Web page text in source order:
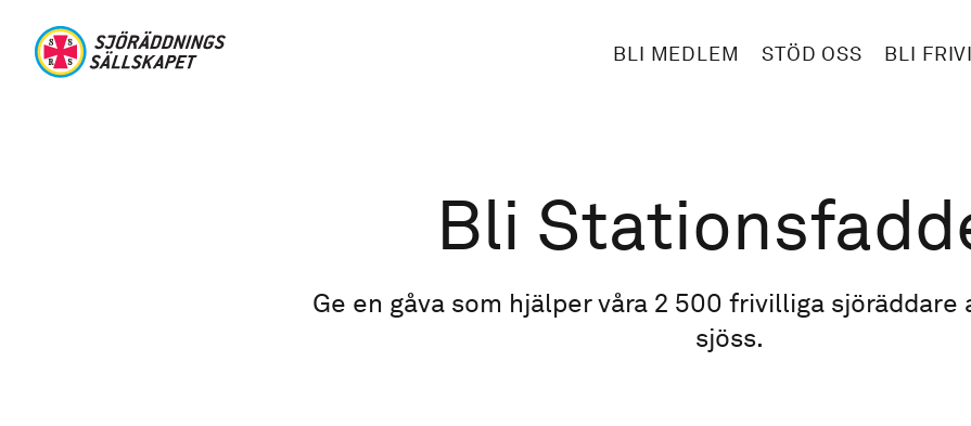
BLI MEDLEM STÖD OSS BLI
Bli
Ge en gåva som hjälper våra 2 500 frivilliga
sjöss.